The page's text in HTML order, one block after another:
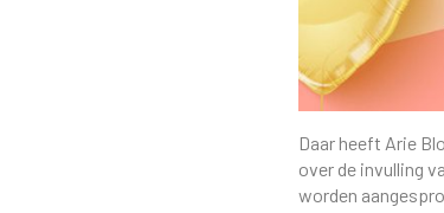
Daar heeft Arie
over de invulling
worden